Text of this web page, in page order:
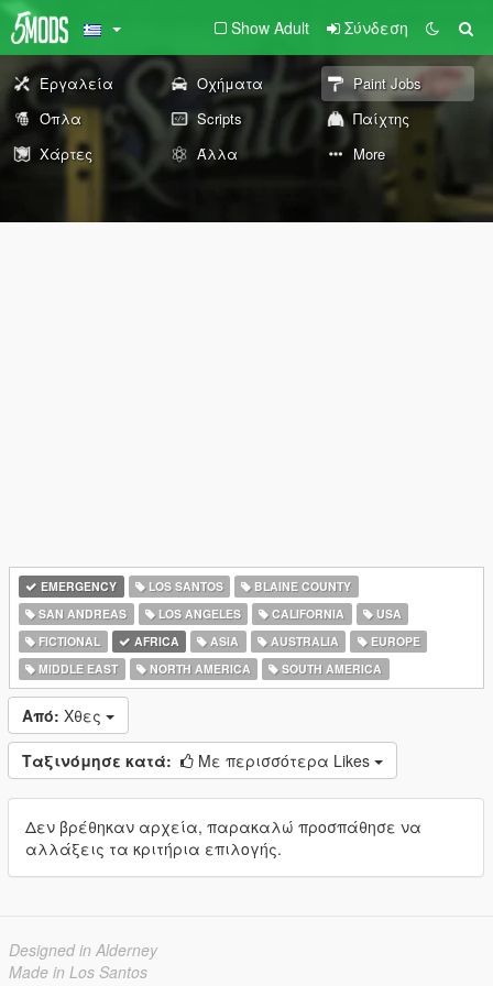
Show Adult Σύνδεση
Εργαλεία Οχήματα
Paint Jobs
Όπλα
Scripts
Παίχτης
Χάρτες
Άλλα More
EMERGENCY LOS SANTOS
BLAINE COUNTY
SAN ANDREAS
LOS ANGELES CALIFORNIA
USA
FICTIONAL
AFRICA ASIA AUSTRALIA
EUROPE
MIDDLE EAST
NORTH AMERICA SOUTH AMERICA
Από: Χθες
Ταξινόμησε κατά: Με περισσότερα Likes
Δεν βρέθηκαν αρχεία, παρακαλώ προσπάθησε να
αλλάξεις τα κριτήρια επιλογής.
Designed in Alderney
Made in Los Santos